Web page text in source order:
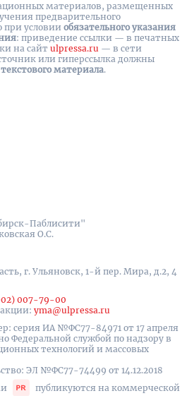
Паблисити"
О.С.
г. Ульяновск, 1-й пер. Мира, д.2, 4
007-79-00
yma@ulpressa.ru
серия ИА №ФС77-84971 от 17 апреля
Федеральной службой по надзору в
технологий и массовых
ЭЛ №ФС77-74499 от 14.12.2018
публикуются на коммерческой
материалов, размещенных
предварительного
условии обязательного указания
: приведение ссылки — в печатных
на cайт ulpressa.ru — в сети
или гиперссылка должны
материала.